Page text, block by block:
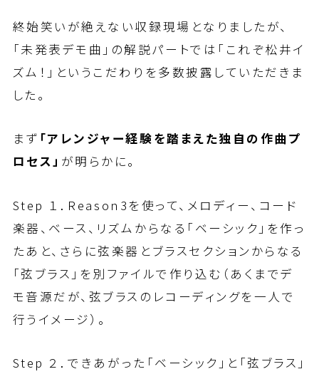
終始笑いが絶えない収録現場となりましたが、
「未発表デモ曲」の解説パートでは「これぞ松井イ
ズム！」というこだわりを多数披露していただきま
した。
まず 「アレンジャー経験を踏まえた独自の作曲プ
ロセス」 が明らかに。
Step １．Reason3を使って、メロディー、コード
楽器、ベース、リズムからなる「ベーシック」を作っ
たあと、さらに弦楽器とブラスセクションからなる
「弦ブラス」を別ファイルで作り込む（あくまでデ
モ音源だが、弦ブラスのレコーディングを一人で
行うイメージ）。
Step ２．できあがった「ベーシック」と「弦ブラス」